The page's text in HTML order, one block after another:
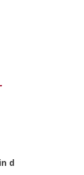
d